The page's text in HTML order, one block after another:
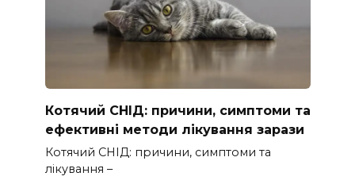
Котячий СНІД: причини, симптоми та
ефективні методи лікування зарази
Котячий СНІД: причини, симптоми та
лікування –